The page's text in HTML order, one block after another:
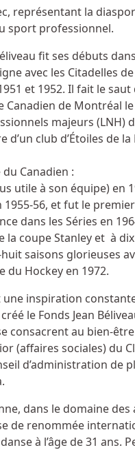
représentant la
sport professionnel.
fit ses débuts
avec les Citadelles
et 1952. Il fait le
de Montréal
majeurs (LNH)
club d’Étoiles de
Canadien :
utile à son équipe) en
56, et fut le
dans les Séries en
la coupe Stanley et à
saisons glorieuses
du Hockey en 1972.
une inspiration
le Fonds Jean
consacrent au bien-
(affaires sociales) du
d’administration de
dans le domaine des
de renommée
à l’âge de 31 ans.